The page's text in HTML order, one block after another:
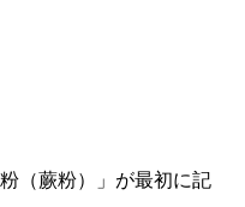
（蕨粉）」が最初に記